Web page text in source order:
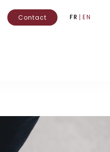
Contact FR EN